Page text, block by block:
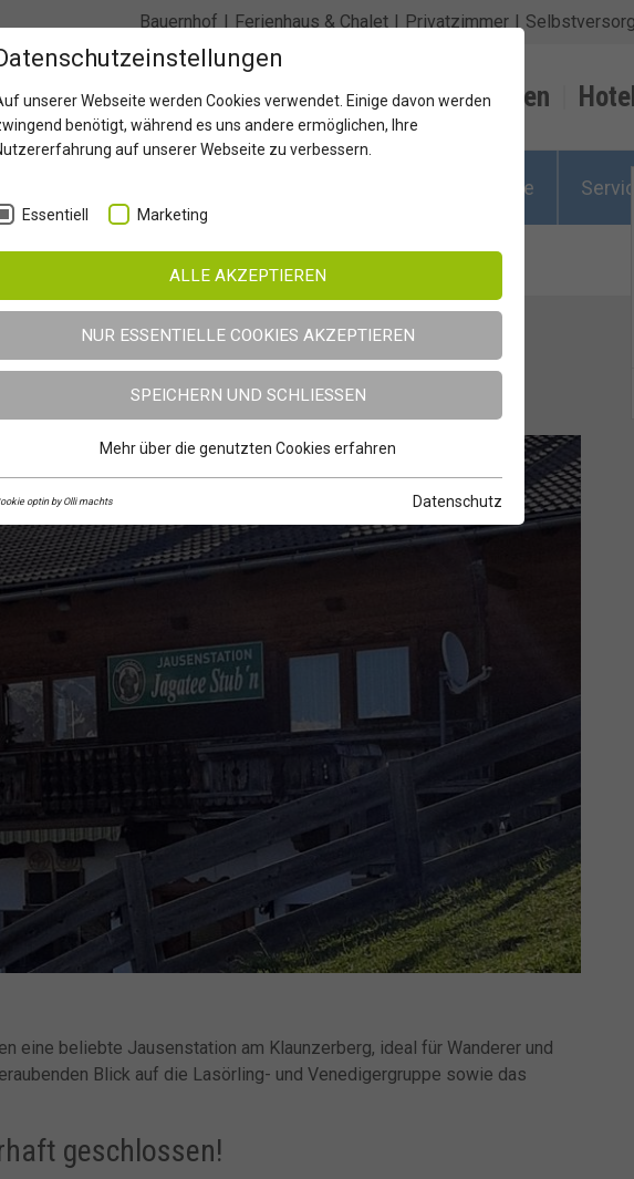
Bauernhof Ferienhaus & Chalet Privatzimmer
Ferienwohnungen
Ausflugsziele
Erlebnisregion Osttirol
geschlossen.
eine beliebte Jausenstation am Klaunzerberg, ideal für Wanderer und
Blick auf die Lasörling- und Venedigergruppe sowie das
geschlossen!
unserer Webseite werden Cookies verwendet. Einige davon werden
benötigt, während es uns andere ermöglichen, Ihre
auf unserer Webseite zu verbessern.
Essentiell Marketing
ALLE AKZEPTIEREN
NUR ESSENTIELLE COOKIES AKZEPTIEREN
SPEICHERN UND SCHLIESSEN
Mehr über die genutzten Cookies erfahren
optin by Olli machts Datenschutz